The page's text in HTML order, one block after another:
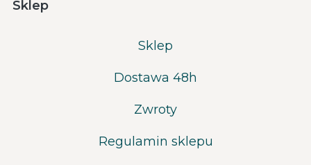
Sklep
Sklep
Dostawa 48h
Zwroty
Regulamin sklepu